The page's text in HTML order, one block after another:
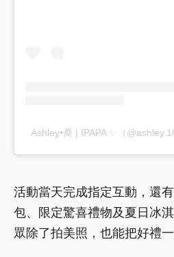
Ashley•蕎 | IPAPA ✨（
活動當天完成指定互動，還
包、限定驚喜禮物及夏日冰
眾除了拍美照，也能把好禮一